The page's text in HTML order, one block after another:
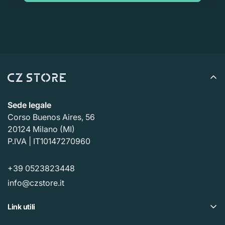
Sede legale
Corso Buenos Aires, 56
20124 Milano (MI)
P.IVA | IT10147270960
+39 0523823448
info@czstore.it
Link utili